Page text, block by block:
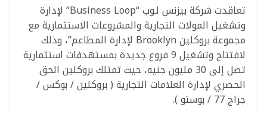
تعاقدت شركة بيزنس لـوب “Business Loop” لإدارة
وتشغيل المولات التجارية والمشروعات الاستثمارية مع
مجموعة بروكلين Brooklyn لإدارة المطاعم”، وذلك
لافتتاح وتشغيل 9 فروع جديدة بمستهدفات استثمارية
تصل إلى 30 مليون جنيه، حيث تمتلك بروكلين الحق
الحصري لإدارة العلامات التجارية ( بروكلين / بوكس /
جراج 77 / بوستو ).